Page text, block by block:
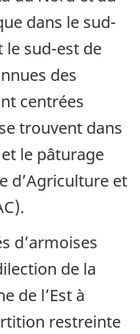
dans le sud-
le sud-est de
des
centrées
trouvent dans
le pâturage
d’Agriculture et
d’armoises
de la
de l’Est à
restreinte